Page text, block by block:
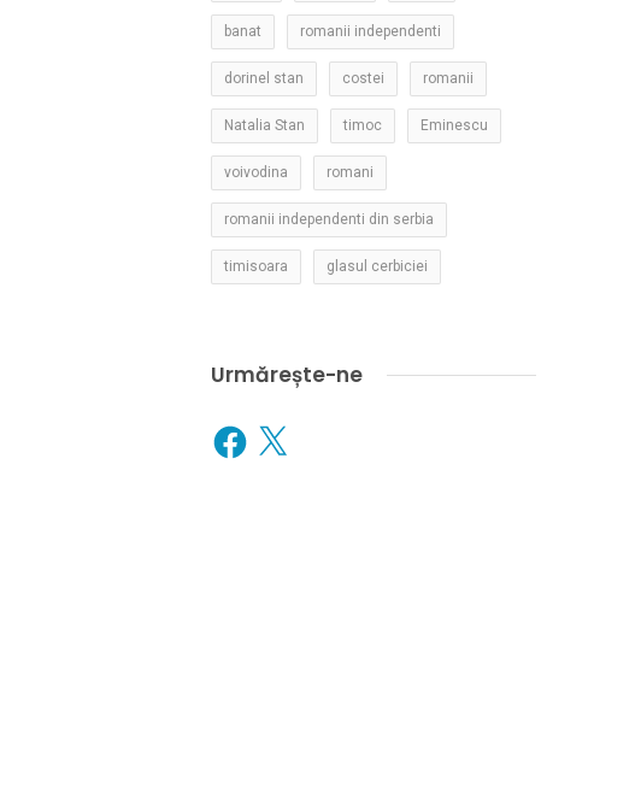
banat romanii independenti
dorinel stan costei romanii
Natalia Stan timoc Eminescu
voivodina romani
romanii independenti din serbia
timisoara glasul cerbiciei
Urmărește-ne
Facebook
X